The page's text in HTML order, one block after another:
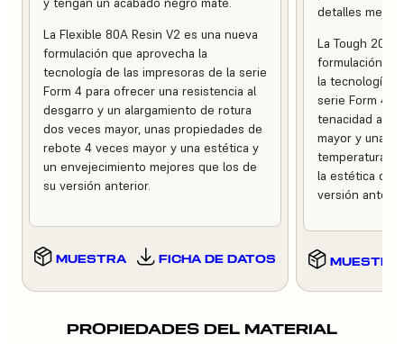
La Flexible 80A Resin V2 es una nueva
formulación que aprovecha la
tecnología de las impresoras de la serie
Form 4 para ofrecer una resistencia al
desgarro y un alargamiento de rotura
dos veces mayor, unas propiedades de
rebote 4 veces mayor y una estética y
un envejecimiento mejores que los de
su versión anterior.
MUESTRA FICHA DE DATOS
detalles
La Tough
formulación
la tecnología
serie Form 4
tenacidad a la
mayor y una
temperaturas
la estética del
versión
MUESTRA
PROPIEDADES DEL MATERIAL